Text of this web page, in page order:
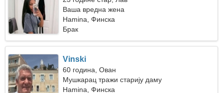
Ваша вредна жена
Hamina, Финска
Брак
Vinski
60 година, Ован
Мушкарац тражи старију даму
Hamina, Финска